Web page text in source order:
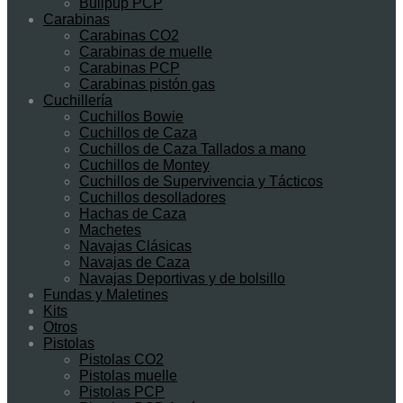
Bullpup PCP
Carabinas
Carabinas CO2
Carabinas de muelle
Carabinas PCP
Carabinas pistón gas
Cuchillería
Cuchillos Bowie
Cuchillos de Caza
Cuchillos de Caza Tallados a mano
Cuchillos de Montey
Cuchillos de Supervivencia y Tácticos
Cuchillos desolladores
Hachas de Caza
Machetes
Navajas Clásicas
Navajas de Caza
Navajas Deportivas y de bolsillo
Fundas y Maletines
Kits
Otros
Pistolas
Pistolas CO2
Pistolas muelle
Pistolas PCP